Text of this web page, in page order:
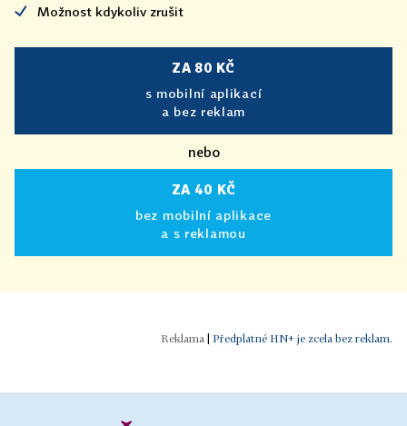
Možnost kdykoliv zrušit
ZA 80 KČ
s mobilní aplikací
a bez reklam
nebo
ZA 40 KČ
bez mobilní aplikace
a s reklamou
| Předplatné HN+ je zcela bez reklam.